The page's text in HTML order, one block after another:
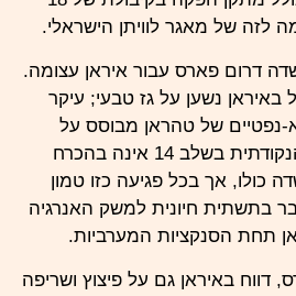
דרום פארס עבור איראן עצומה.
החשמל באיראן נשען על גז טבעי; עיקר
נפטיים של טהראן מבוסס על
פיתוחי השדה. הפגיעה הנקודתית בשלב 14 אינה בהכרח
כולו, אך בכל פגיעה כזו טמון
בתשתית חיונית למשק האנרגיה
תחת הסנקציות המערביות.
באיראן גם על פיצוץ ושריפה